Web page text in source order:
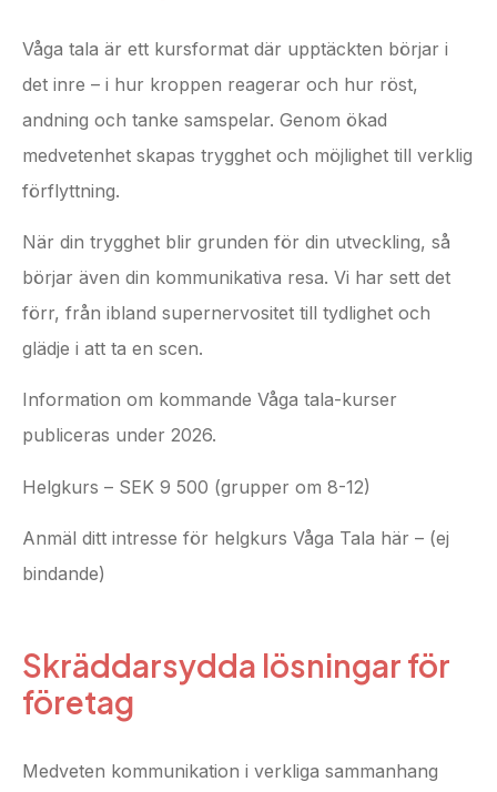
Våga tala är ett kursformat där upptäckten börjar i
det inre – i hur kroppen reagerar och hur röst,
andning och tanke samspelar. Genom ökad
medvetenhet skapas trygghet och möjlighet till verklig
förflyttning.
När din trygghet blir grunden för din utveckling, så
börjar även din kommunikativa resa. Vi har sett det
förr, från ibland supernervositet till tydlighet och
glädje i att ta en scen.
Information om kommande Våga tala-kurser
publiceras under 2026.
Helgkurs – SEK 9 500 (grupper om 8-12)
Anmäl ditt intresse för helgkurs Våga Tala här – (ej
bindande)
Skräddarsydda lösningar för
företag
Medveten kommunikation i verkliga sammanhang